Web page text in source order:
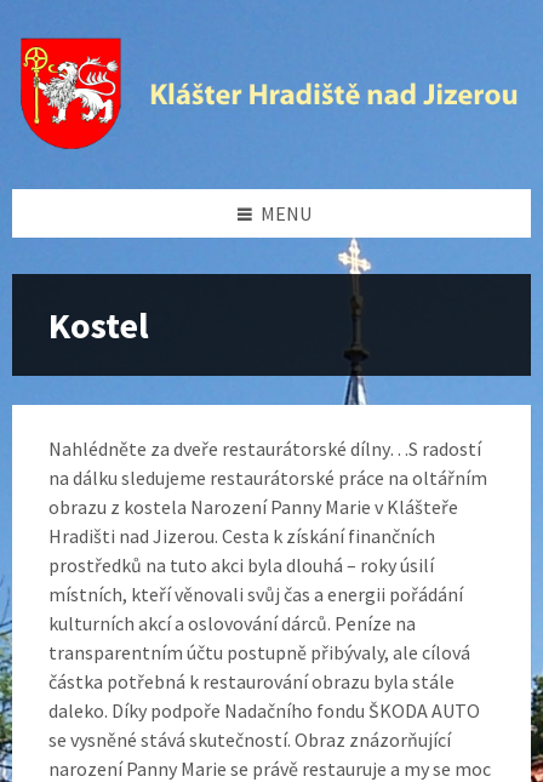
obsah
levý
panel
patičku
MENU
Kostel
Nahlédněte za dveře restaurátorské dílny…S radostí
na dálku sledujeme restaurátorské práce na oltářním
obrazu z kostela Narození Panny Marie v Klášteře
Hradišti nad Jizerou. Cesta k získání finančních
prostředků na tuto akci byla dlouhá – roky úsilí
místních, kteří věnovali svůj čas a energii pořádání
kulturních akcí a oslovování dárců. Peníze na
transparentním účtu postupně přibývaly, ale cílová
částka potřebná k restaurování obrazu byla stále
daleko. Díky podpoře Nadačního fondu ŠKODA AUTO
se vysněné stává skutečností. Obraz znázorňující
narození Panny Marie se právě restauruje a my se moc